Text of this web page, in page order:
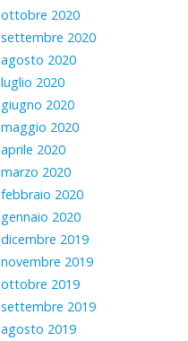
ottobre 2020
settembre 2020
agosto 2020
luglio 2020
giugno 2020
maggio 2020
aprile 2020
marzo 2020
febbraio 2020
gennaio 2020
dicembre 2019
novembre 2019
ottobre 2019
settembre 2019
agosto 2019